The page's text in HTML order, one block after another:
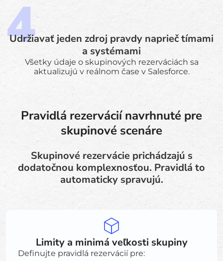
Udržiavať jeden zdroj pravdy naprieč tímami
a systémami
Všetky údaje o skupinových rezerváciách sa
aktualizujú v reálnom čase v Salesforce.
Pravidlá rezervácií navrhnuté pre
skupinové scenáre
Skupinové rezervácie prichádzajú s
dodatočnou komplexnosťou. Pravidlá to
automaticky spravujú.
Limity a minimá veľkosti skupiny
Definujte pravidlá rezervácií pre: